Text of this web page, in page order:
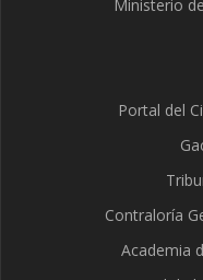
Ministerio
Portal del
Contraloría
Academia